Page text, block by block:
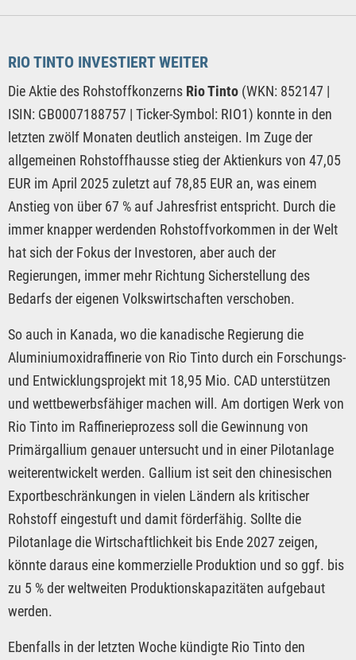
RIO TINTO INVESTIERT WEITER
Die Aktie des Rohstoffkonzerns Rio Tinto (WKN: 852147 |
ISIN: GB0007188757 | Ticker-Symbol: RIO1) konnte in den
letzten zwölf Monaten deutlich ansteigen. Im Zuge der
allgemeinen Rohstoffhausse stieg der Aktienkurs von 47,05
EUR im April 2025 zuletzt auf 78,85 EUR an, was einem
Anstieg von über 67 % auf Jahresfrist entspricht. Durch die
immer knapper werdenden Rohstoffvorkommen in der Welt
hat sich der Fokus der Investoren, aber auch der
Regierungen, immer mehr Richtung Sicherstellung des
Bedarfs der eigenen Volkswirtschaften verschoben.
So auch in Kanada, wo die kanadische Regierung die
Aluminiumoxidraffinerie von Rio Tinto durch ein Forschungs-
und Entwicklungsprojekt mit 18,95 Mio. CAD unterstützen
und wettbewerbsfähiger machen will. Am dortigen Werk von
Rio Tinto im Raffinerieprozess soll die Gewinnung von
Primärgallium genauer untersucht und in einer Pilotanlage
weiterentwickelt werden. Gallium ist seit den chinesischen
Exportbeschränkungen in vielen Ländern als kritischer
Rohstoff eingestuft und damit förderfähig. Sollte die
Pilotanlage die Wirtschaftlichkeit bis Ende 2027 zeigen,
könnte daraus eine kommerzielle Produktion und so ggf. bis
zu 5 % der weltweiten Produktionskapazitäten aufgebaut
werden.
Ebenfalls in der letzten Woche kündigte Rio Tinto den